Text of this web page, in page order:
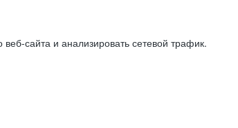
сайта и анализировать сетевой трафик.